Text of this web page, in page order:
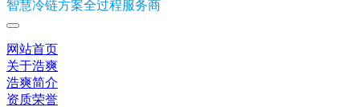
智慧冷链方案全过程服务商
网站首页
关于浩爽
浩爽简介
资质荣誉